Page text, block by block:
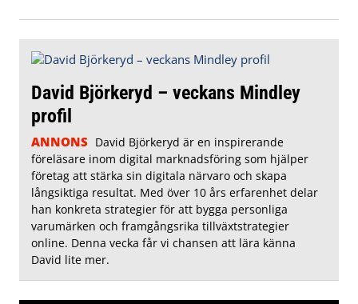
David Björkeryd – veckans Mindley
profil
ANNONS David Björkeryd är en inspirerande
föreläsare inom digital marknadsföring som hjälper
företag att stärka sin digitala närvaro och skapa
långsiktiga resultat. Med över 10 års erfarenhet delar
han konkreta strategier för att bygga personliga
varumärken och framgångsrika tillväxtstrategier
online. Denna vecka får vi chansen att lära känna
David lite mer.